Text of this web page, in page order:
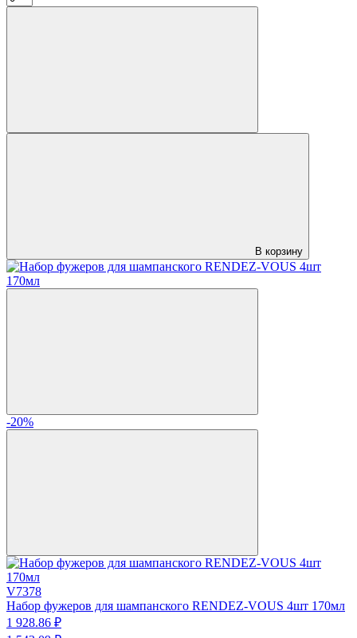
В корзину
-20%
V7378
Набор фужеров для шампанского RENDEZ-VOUS 4шт 170мл
1 928.86 ₽